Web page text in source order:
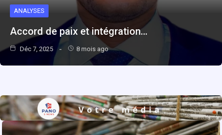
ANALYSES
Accord de paix et intégration…
Déc 7, 2025 8 mois ago